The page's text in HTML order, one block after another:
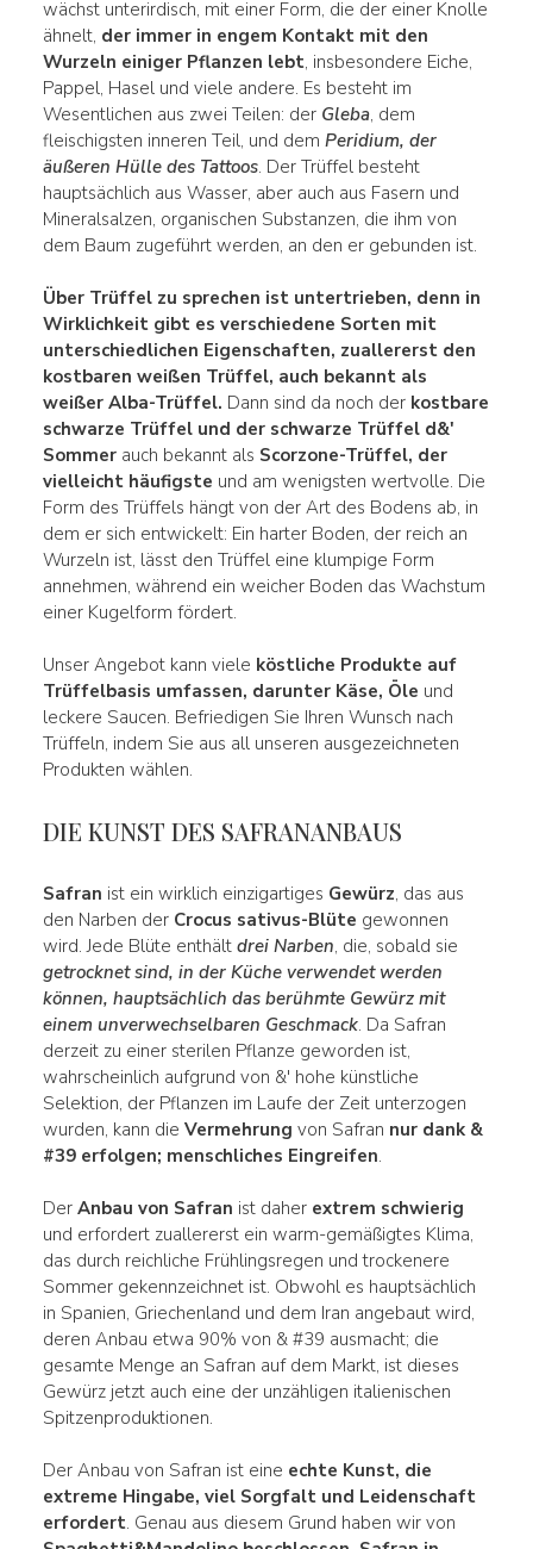
wächst unterirdisch, mit einer Form, die der einer Knolle
ähnelt, der immer in engem Kontakt mit den
Wurzeln einiger Pflanzen lebt, insbesondere Eiche,
Pappel, Hasel und viele andere. Es besteht im
Wesentlichen aus zwei Teilen: der Gleba, dem
fleischigsten inneren Teil, und dem Peridium, der
äußeren Hülle des Tattoos. Der Trüffel besteht
hauptsächlich aus Wasser, aber auch aus Fasern und
Mineralsalzen, organischen Substanzen, die ihm von
dem Baum zugeführt werden, an den er gebunden ist.
Über Trüffel zu sprechen ist untertrieben, denn in
Wirklichkeit gibt es verschiedene Sorten mit
unterschiedlichen Eigenschaften, zuallererst den
kostbaren weißen Trüffel, auch bekannt als
weißer Alba-Trüffel. Dann sind da noch der kostbare
schwarze Trüffel und der schwarze Trüffel d&'
Sommerauch bekannt als Scorzone-Trüffel, der
vielleicht häufigste und am wenigsten wertvolle. Die
Form des Trüffels hängt von der Art des Bodens ab, in
dem er sich entwickelt: Ein harter Boden, der reich an
Wurzeln ist, lässt den Trüffel eine klumpige Form
annehmen, während ein weicher Boden das Wachstum
einer Kugelform fördert.
Unser Angebot kann viele köstliche Produkte auf
Trüffelbasis umfassen, darunter Käse, Öle und
leckere Saucen. Befriedigen Sie Ihren Wunsch nach
Trüffeln, indem Sie aus all unseren ausgezeichneten
Produkten wählen.
DIE KUNST DES SAFRANANBAUS
Safran ist ein wirklich einzigartiges Gewürz, das aus
den Narben der Crocus sativus-Blüte gewonnen
wird. Jede Blüte enthält drei Narben, die, sobald sie
getrocknet sind, in der Küche verwendet werden
können, hauptsächlich das berühmte Gewürz mit
einem unverwechselbaren Geschmack. Da Safran
derzeit zu einer sterilen Pflanze geworden ist,
wahrscheinlich aufgrund von &' hohe künstliche
Selektion, der Pflanzen im Laufe der Zeit unterzogen
wurden, kann die Vermehrung von Safran nur dank &
#39 erfolgen; menschliches Eingreifen.
Der Anbau von Safran ist daher extrem schwierig
und erfordert zuallererst ein warm-gemäßigtes Klima,
das durch reichliche Frühlingsregen und trockenere
Sommer gekennzeichnet ist. Obwohl es hauptsächlich
in Spanien, Griechenland und dem Iran angebaut wird,
deren Anbau etwa 90% von & #39 ausmacht; die
gesamte Menge an Safran auf dem Markt, ist dieses
Gewürz jetzt auch eine der unzähligen italienischen
Spitzenproduktionen.
Der Anbau von Safran ist eine echte Kunst, die
extreme Hingabe, viel Sorgfalt und Leidenschaft
erfordert. Genau aus diesem Grund haben wir von